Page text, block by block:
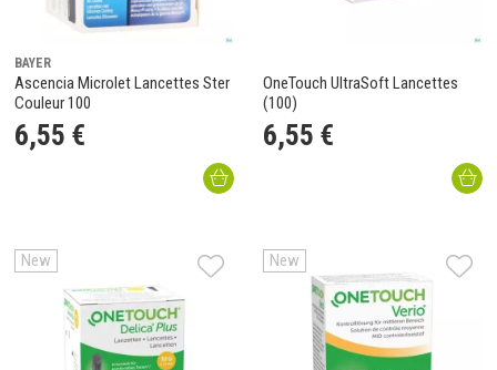
BAYER
Ascencia Microlet Lancettes Ster
Couleur 100
6,55 €
OneTouch UltraSoft Lancettes
(100)
6,55 €
New New